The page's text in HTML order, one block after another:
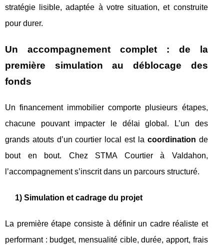
stratégie lisible, adaptée à votre situation, et construite
pour durer.
Un accompagnement complet : de la
première simulation au déblocage des
fonds
Un financement immobilier comporte plusieurs étapes,
chacune pouvant impacter le délai global. L’un des
grands atouts d’un courtier local est la coordination de
bout en bout. Chez STMA Courtier à Valdahon,
l’accompagnement s’inscrit dans un parcours structuré.
1) Simulation et cadrage du projet
La première étape consiste à définir un cadre réaliste et
performant : budget, mensualité cible, durée, apport, frais